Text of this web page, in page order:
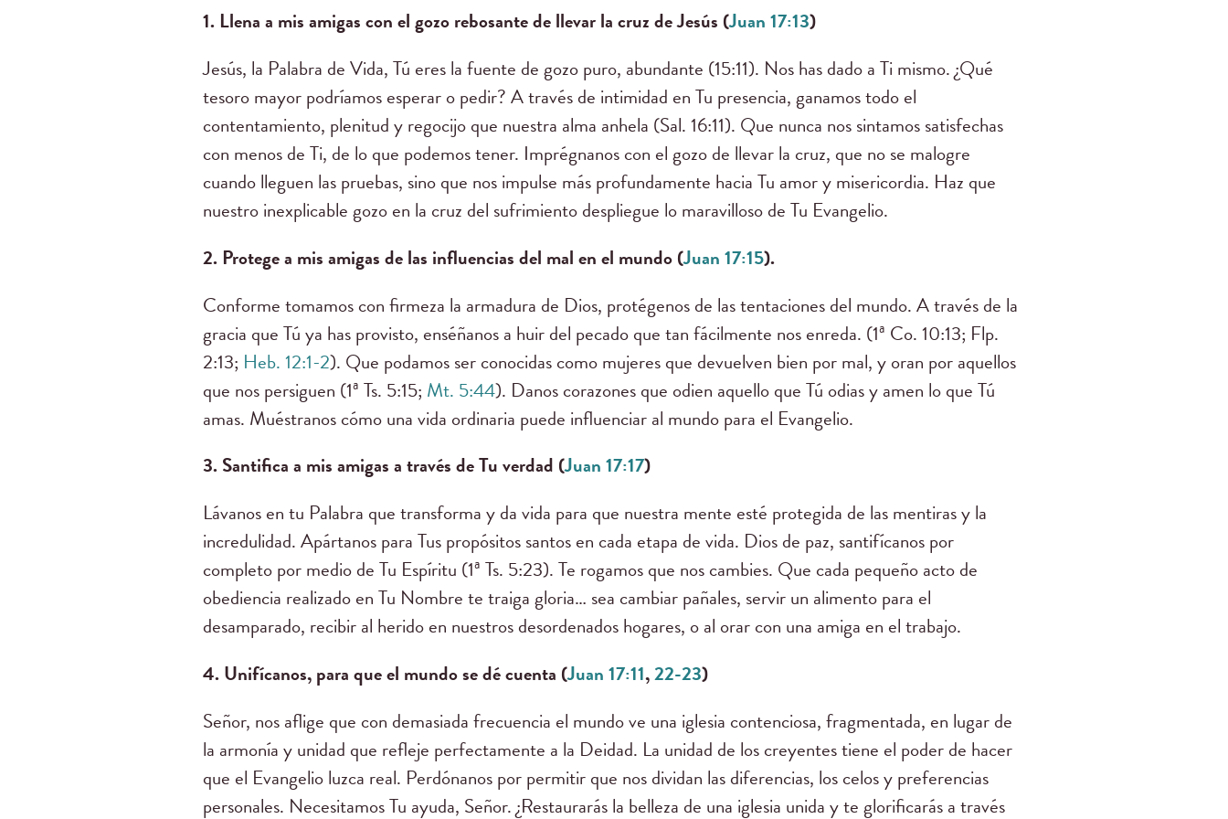
1. Llena a mis amigas con el gozo rebosante de llevar la cruz de Jesús (Juan 17:13)
Jesús, la Palabra de Vida, Tú eres la fuente de gozo puro, abundante (15:11). Nos has dado a Ti mismo. ¿Qué
tesoro mayor podríamos esperar o pedir? A través de intimidad en Tu presencia, ganamos todo el
contentamiento, plenitud y regocijo que nuestra alma anhela (Sal. 16:11). Que nunca nos sintamos satisfechas
con menos de Ti, de lo que podemos tener. Imprégnanos con el gozo de llevar la cruz, que no se malogre
cuando lleguen las pruebas, sino que nos impulse más profundamente hacia Tu amor y misericordia. Haz que
nuestro inexplicable gozo en la cruz del sufrimiento despliegue lo maravilloso de Tu Evangelio.
2. Protege a mis amigas de las influencias del mal en el mundo (Juan 17:15).
Conforme tomamos con firmeza la armadura de Dios, protégenos de las tentaciones del mundo. A través de la
gracia que Tú ya has provisto, enséñanos a huir del pecado que tan fácilmente nos enreda. (1ª Co. 10:13; Flp.
2:13; Heb. 12:1-2). Que podamos ser conocidas como mujeres que devuelven bien por mal, y oran por aquellos
que nos persiguen (1ª Ts. 5:15; Mt. 5:44). Danos corazones que odien aquello que Tú odias y amen lo que Tú
amas. Muéstranos cómo una vida ordinaria puede influenciar al mundo para el Evangelio.
3. Santifica a mis amigas a través de Tu verdad (Juan 17:17)
Lávanos en tu Palabra que transforma y da vida para que nuestra mente esté protegida de las mentiras y la
incredulidad. Apártanos para Tus propósitos santos en cada etapa de vida. Dios de paz, santifícanos por
completo por medio de Tu Espíritu (1ª Ts. 5:23). Te rogamos que nos cambies. Que cada pequeño acto de
obediencia realizado en Tu Nombre te traiga gloria… sea cambiar pañales, servir un alimento para el
desamparado, recibir al herido en nuestros desordenados hogares, o al orar con una amiga en el trabajo.
4. Unifícanos, para que el mundo se dé cuenta (Juan 17:11,22-23)
Señor, nos aflige que con demasiada frecuencia el mundo ve una iglesia contenciosa, fragmentada, en lugar de
la armonía y unidad que refleje perfectamente a la Deidad. La unidad de los creyentes tiene el poder de hacer
que el Evangelio luzca real. Perdónanos por permitir que nos dividan las diferencias, los celos y preferencias
personales. Necesitamos Tu ayuda, Señor. ¿Restaurarás la belleza de una iglesia unida y te glorificarás a través